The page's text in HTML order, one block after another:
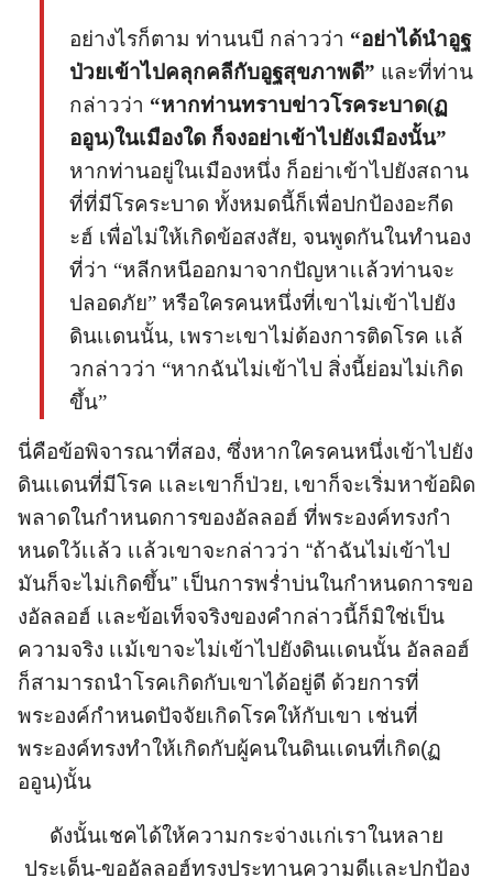
อย่างไรก็ตาม ท่านนบี กล่าวว่า “อย่าได้นำอูฐ
ป่วยเข้าไปคลุกคลีกับอูฐสุขภาพดี” และที่ท่าน
กล่าวว่า “หากท่านทราบข่าวโรคระบาด(ฏ
ออูน)ในเมืองใด ก็จงอย่าเข้าไปยังเมืองนั้น”
หากท่านอยู่ในเมืองหนึ่ง ก็อย่าเข้าไปยังสถาน
ที่ที่มีโรคระบาด ทั้งหมดนี้ก็เพื่อปกป้องอะกีด
ะฮ์ เพื่อไม่ให้เกิดข้อสงสัย, จนพูดกันในทำนอง
ที่ว่า “หลีกหนีออกมาจากปัญหาเเล้วท่านจะ
ปลอดภัย” หรือใครคนหนึ่งที่เขาไม่เข้าไปยัง
ดินเเดนนั้น, เพราะเขาไม่ต้องการติดโรค เเล้
วกล่าวว่า “หากฉันไม่เข้าไป สิ่งนี้ย่อมไม่เกิด
ขึ้น”
นี่คือข้อพิจารณาที่สอง, ซึ่งหากใครคนหนึ่งเข้าไปยัง
ดินเเดนที่มีโรค เเละเขาก็ป่วย, เขาก็จะเริ่มหาข้อผิด
พลาดในกำหนดการของอัลลอฮ์ ที่พระองค์ทรงกำ
หนดใว้เเล้ว เเล้วเขาจะกล่าวว่า “ถ้าฉันไม่เข้าไป
มันก็จะไม่เกิดขึ้น” เป็นการพร่ำบ่นในกำหนดการขอ
งอัลลอฮ์ เเละข้อเท็จจริงของคำกล่าวนี้ก็มิใช่เป็น
ความจริง เเม้เขาจะไม่เข้าไปยังดินเเดนนั้น อัลลอฮ์
ก็สามารถนำโรคเกิดกับเขาได้อยู่ดี ด้วยการที่
พระองค์กำหนดปัจจัยเกิดโรคให้กับเขา เช่นที่
พระองค์ทรงทำให้เกิดกับผู้คนในดินเเดนที่เกิด(ฏ
ออูน)นั้น
ดังนั้นเชคได้ให้ความกระจ่างเเก่เราในหลาย
ประเด็น-ขออัลลอฮ์ทรงประทานความดีเเละปกป้อง